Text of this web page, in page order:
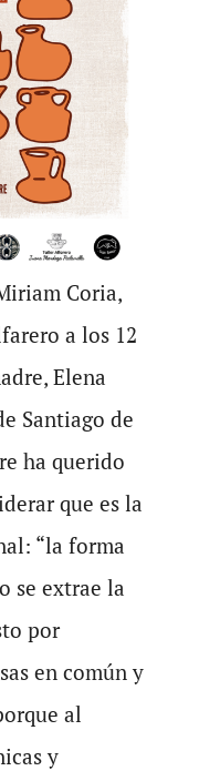
Coria,
a los 12
Elena
Santiago de
ha querido
que es la
“la forma
se extrae la
por
en común y
al
y